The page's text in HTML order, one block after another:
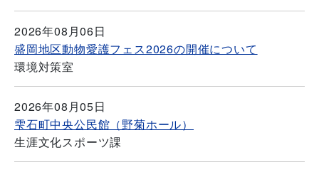
2026年08月06日
盛岡地区動物愛護フェス2026の開催について
環境対策室
2026年08月05日
雫石町中央公民館（野菊ホール）
生涯文化スポーツ課